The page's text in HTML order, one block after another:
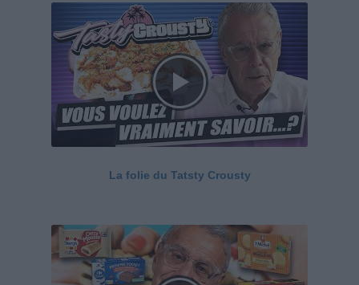
La folie du Tatsty Crousty